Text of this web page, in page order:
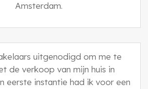
Amsterdam.
uitgenodigd om me te
de verkoop van mijn huis in
eerste instantie had ik voor een